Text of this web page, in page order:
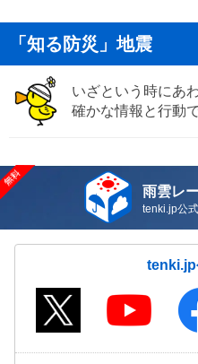
「知る防災」地震
いざという時にあ
確かな情報と行動
雨雲レ
tenki.jp公
tenki.jp